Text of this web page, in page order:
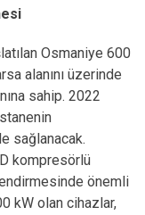
Osmaniye 600
alanını üzerinde
sahip. 2022
sağlanacak.
kompresörlü
önemli
kW olan cihazlar,